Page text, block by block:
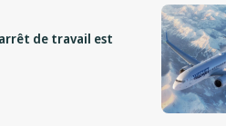
de travail est